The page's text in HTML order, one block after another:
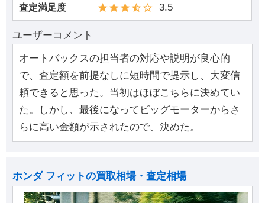
査定満足度 3.5
ユーザーコメント
オートバックスの担当者の対応や説明が良心的
で、査定額を前提なしに短時間で提示し、大変信
頼できると思った。当初はほぼこちらに決めてい
た。しかし、最後になってビッグモーターからさ
らに高い金額が示されたので、決めた。
ホンダ フィットの買取相場・査定相場